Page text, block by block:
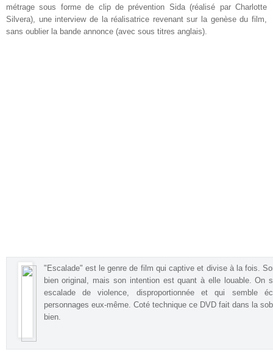
métrage sous forme de clip de prévention Sida (réalisé par Charlotte
Silvera), une interview de la réalisatrice revenant sur la genèse du film,
sans oublier la bande annonce (avec sous titres anglais).
"Escalade" est le genre de film qui captive et divise à la fois.
bien original, mais son intention est quant à elle louable. On
escalade de violence, disproportionnée et qui semble
personnages eux-même. Coté technique ce DVD fait dans la
bien.